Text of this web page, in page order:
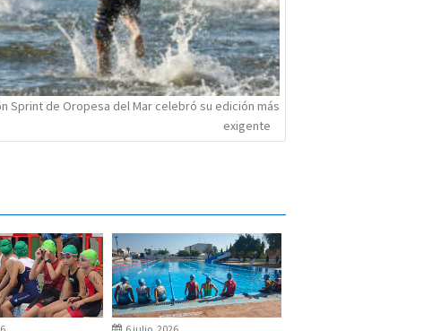
Sprint de Oropesa del Mar celebró su edición más
exigente